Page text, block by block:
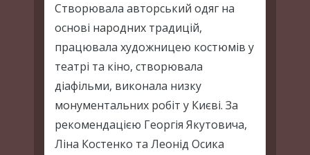
Створювала авторський одяг на
основі народних традицій,
працювала художницею костюмів у
театрі та кіно, створювала
діафільми, виконала низку
монументальних робіт у Києві. За
рекомендацією Георгія Якутовича,
Ліна Костенко та Леонід Осика